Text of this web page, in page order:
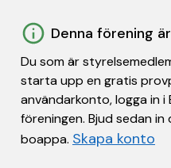
Denna förening
Du som är
starta upp en gratis
användarkonto, logga in
föreningen. Bjud sedan
boappa. Skapa konto